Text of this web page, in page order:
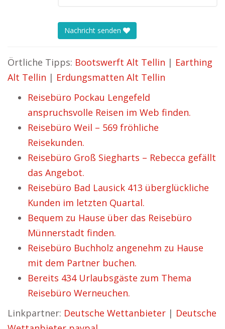
Nachricht senden
Örtliche Tipps: Bootswerft Alt Tellin | Earthing
Alt Tellin | Erdungsmatten Alt Tellin
Reisebüro Pockau Lengefeld
anspruchsvolle Reisen im Web finden.
Reisebüro Weil – 569 fröhliche
Reisekunden.
Reisebüro Groß Siegharts – Rebecca gefällt
das Angebot.
Reisebüro Bad Lausick 413 überglückliche
Kunden im letzten Quartal.
Bequem zu Hause über das Reisebüro
Münnerstadt finden.
Reisebüro Buchholz angenehm zu Hause
mit dem Partner buchen.
Bereits 434 Urlaubsgäste zum Thema
Reisebüro Werneuchen.
Linkpartner: Deutsche Wettanbieter | Deutsche